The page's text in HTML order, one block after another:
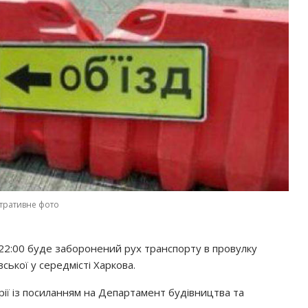
фото
буде заборонений рух транспорту в провулку
у середмісті Харкова.
із посиланням на Департамент будівництва та